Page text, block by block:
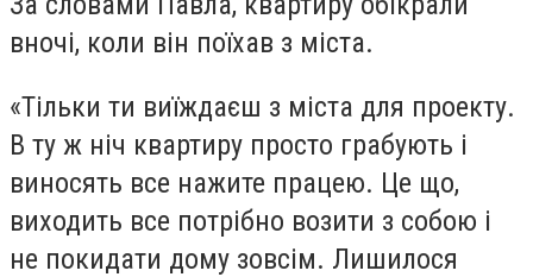
вночі, коли він поїхав з міста.
«Тільки ти виїждаєш з міста для проекту.
В ту ж ніч квартиру просто грабують і
виносять все нажите працею. Це що,
виходить все потрібно возити з собою і
не покидати дому зовсім. Лишилося